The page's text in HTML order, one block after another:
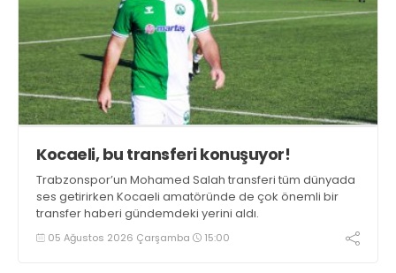
Kocaeli, bu transferi konuşuyor!
Trabzonspor’un Mohamed Salah transferi tüm dünyada
ses getirirken Kocaeli amatöründe de çok önemli bir
transfer haberi gündemdeki yerini aldı.
05 Ağustos 2026 Çarşamba 15:00